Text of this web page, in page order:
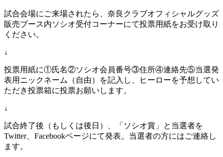
試合会場にご来場されたら、奈良クラブオフィシャルグッズ
販売ブース内ソシオ受付コーナーにて投票用紙をお受け取り
ください。
↓
投票用紙に①氏名②ソシオ会員番号③住所④連絡先⑤当選発
表用ニックネーム（自由）を記入し、ヒーローを予想してい
ただき投票箱に投票お願いします。
↓
試合終了後（もしくは後日）、「ソシオ賞」と当選者を
Twitter、Facebookページにて発表。当選者の方にはご連絡し
ます。